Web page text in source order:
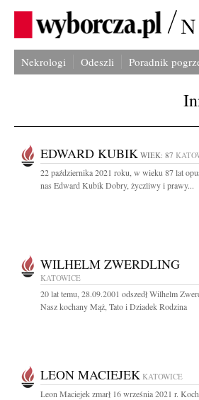
Nekrologi Odeszli Poradnik
EDWARD KUBIK WIEK: 87
22 października 2021 roku, w wieku 87 lat
nas Edward Kubik Dobry, życzliwy i prawy...
WILHELM ZWERDLING
KATOWICE
20 lat temu, 28.09.2001 odszedł Wilhelm
Nasz kochany Mąż, Tato i Dziadek Rodzina
LEON MACIEJEK KATOWICE
Leon Maciejek zmarł 16 września 2021 r.